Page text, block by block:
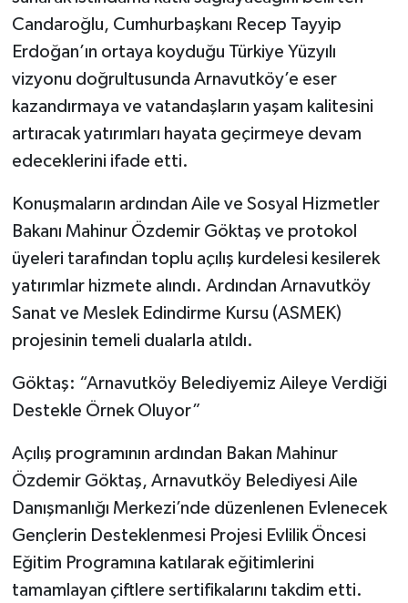
Candaroğlu, Cumhurbaşkanı Recep Tayyip
Erdoğan’ın ortaya koyduğu Türkiye Yüzyılı
vizyonu doğrultusunda Arnavutköy’e eser
kazandırmaya ve vatandaşların yaşam kalitesini
artıracak yatırımları hayata geçirmeye devam
edeceklerini ifade etti.
Konuşmaların ardından Aile ve Sosyal Hizmetler
Bakanı Mahinur Özdemir Göktaş ve protokol
üyeleri tarafından toplu açılış kurdelesi kesilerek
yatırımlar hizmete alındı. Ardından Arnavutköy
Sanat ve Meslek Edindirme Kursu (ASMEK)
projesinin temeli dualarla atıldı.
Göktaş: “Arnavutköy Belediyemiz Aileye Verdiği
Destekle Örnek Oluyor”
Açılış programının ardından Bakan Mahinur
Özdemir Göktaş, Arnavutköy Belediyesi Aile
Danışmanlığı Merkezi’nde düzenlenen Evlenecek
Gençlerin Desteklenmesi Projesi Evlilik Öncesi
Eğitim Programına katılarak eğitimlerini
tamamlayan çiftlere sertifikalarını takdim etti.